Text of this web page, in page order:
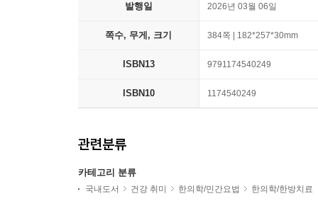
발행일 2026년 03월 06일
쪽수, 무게, 크기 384쪽 | 182*257*30mm
ISBN13 9791174540249
ISBN10 1174540249
관련분류
카테고리 분류
국내도서 건강 취미 한의학/민간요법 한의학/한방치료